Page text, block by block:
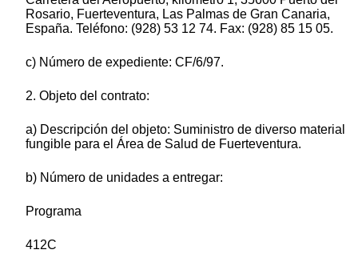
Rosario, Fuerteventura, Las Palmas de Gran Canaria,
España. Teléfono: (928) 53 12 74. Fax: (928) 85 15 05.
c) Número de expediente: CF/6/97.
2. Objeto del contrato:
a) Descripción del objeto: Suministro de diverso material
fungible para el Área de Salud de Fuerteventura.
b) Número de unidades a entregar:
Programa
412C